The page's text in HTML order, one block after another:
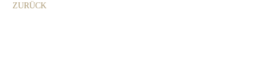
ZURÜCK